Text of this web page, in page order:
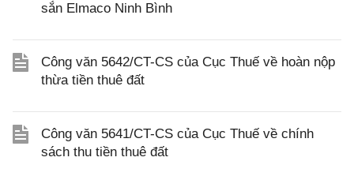
sắn Elmaco Ninh Bình
Công văn 5642/CT-CS của Cục Thuế về hoàn nộp
thừa tiền thuê đất
Công văn 5641/CT-CS của Cục Thuế về chính
sách thu tiền thuê đất